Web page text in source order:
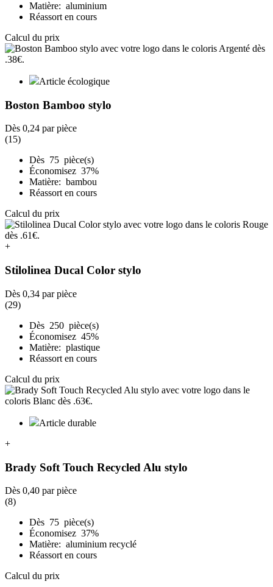
Matière: aluminium
Réassort en cours
Calcul du prix
Article écologique
Boston Bamboo stylo
Dès 0,24 par pièce
(15)
Dès 75 pièce(s)
Économisez 37%
Matière: bambou
Réassort en cours
Calcul du prix
+
Stilolinea Ducal Color stylo
Dès 0,34 par pièce
(29)
Dès 250 pièce(s)
Économisez 45%
Matière: plastique
Réassort en cours
Calcul du prix
Article durable
+
Brady Soft Touch Recycled Alu stylo
Dès 0,40 par pièce
(8)
Dès 75 pièce(s)
Économisez 37%
Matière: aluminium recyclé
Réassort en cours
Calcul du prix